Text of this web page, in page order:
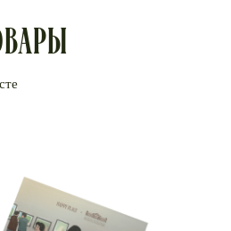
курьерской компанией Rika — от